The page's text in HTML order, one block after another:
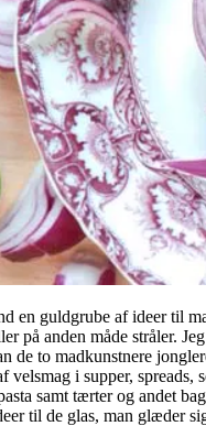
en guldgrube af ideer til
på anden måde stråler.
de to madkunstnere
velsmag i supper, spreads,
samt tærter og andet
til de glas, man glæder